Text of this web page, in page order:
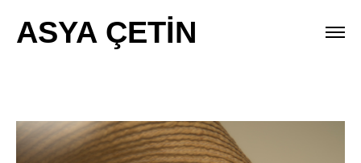
ASYA ÇETİN